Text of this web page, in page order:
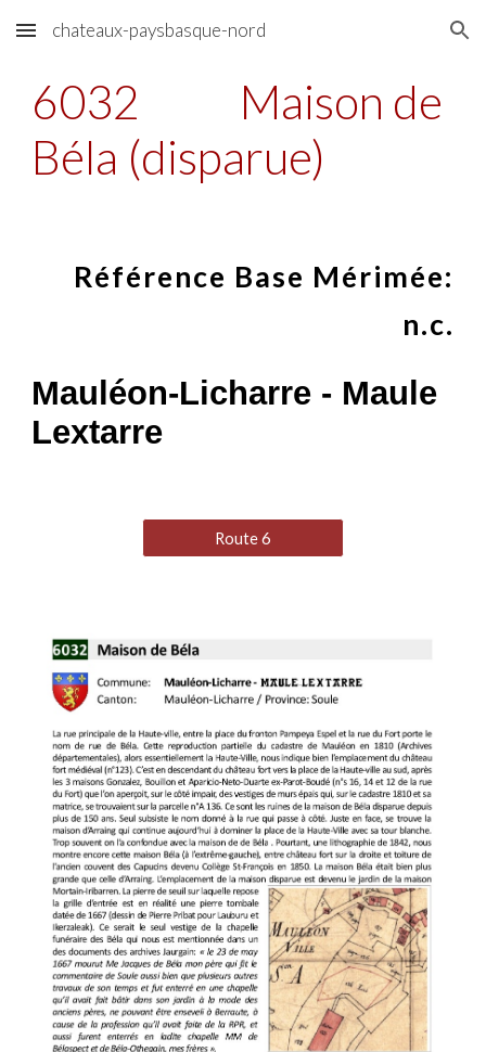
Skip to main content Skip to navigation
chateaux-paysbasque-nord
6032
Maison de
Béla (disparue)
Référence Base Mérimée:
n.c.
Mauléon-Licharre - Maule
Lextarre
Route 6